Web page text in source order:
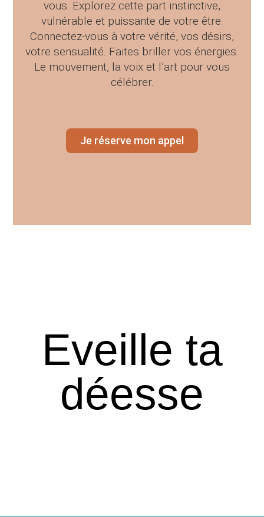
vous. Explorez cette part instinctive,
vulnérable et puissante de votre être.
Connectez-vous à votre vérité, vos désirs,
votre sensualité. Faites briller vos énergies.
Le mouvement, la voix et l’art pour vous
célébrer.
Je réserve mon appel
Eveille ta
déesse